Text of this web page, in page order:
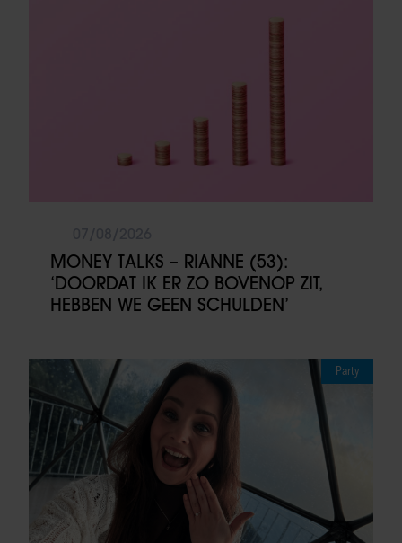
MONEY TALKS – RIANNE (53):
‘DOORDAT IK ER ZO BOVENOP ZIT,
HEBBEN WE GEEN SCHULDEN’
Party